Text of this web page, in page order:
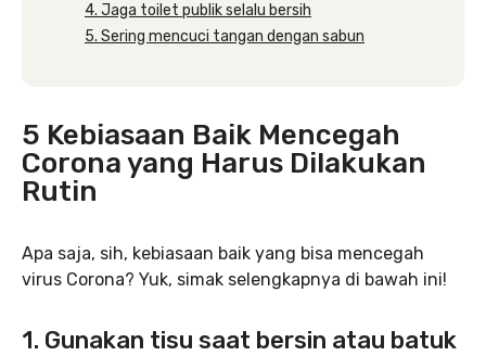
4. Jaga toilet publik selalu bersih
5. Sering mencuci tangan dengan sabun
5 Kebiasaan Baik Mencegah
Corona yang Harus Dilakukan
Rutin
Apa saja, sih, kebiasaan baik yang bisa mencegah
virus Corona? Yuk, simak selengkapnya di bawah ini!
1. Gunakan tisu saat bersin atau batuk